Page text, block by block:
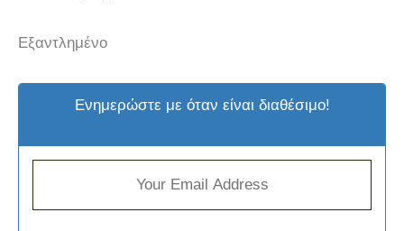
Εξαντλημένο
Ενημερώστε με όταν είναι διαθέσιμο!